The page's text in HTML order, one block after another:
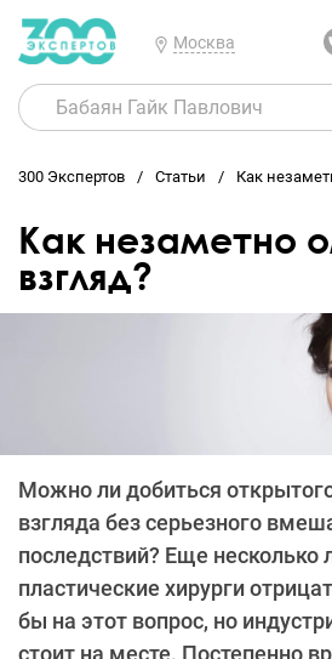
Москва
300 Экспертов Статьи Как
Как незаметно
взгляд?
Можно ли добиться
взгляда без серьезного
последствий? Еще несколько
пластические хирурги
бы на этот вопрос, но
стоит на месте. Постепенно